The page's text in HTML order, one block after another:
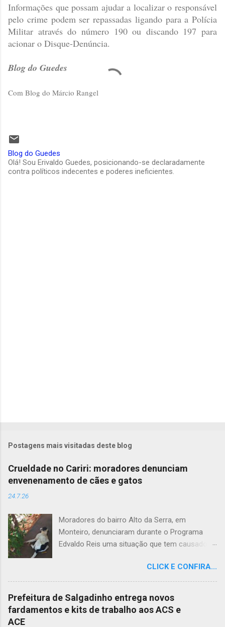
Informações que possam ajudar a localizar o responsável
pelo crime podem ser repassadas ligando para a Polícia
Militar através do número 190 ou discando 197 para
acionar o Disque-Denúncia.
Blog do Guedes
Com Blog do Márcio Rangel
Blog do Guedes
Olá! Sou Erivaldo Guedes, posicionando-se declaradamente
contra políticos indecentes e poderes ineficientes.
Postagens mais visitadas deste blog
Crueldade no Cariri: moradores denunciam
envenenamento de cães e gatos
24.7.26
Moradores do bairro Alto da Serra, em
Monteiro, denunciaram durante o Programa
Edvaldo Reis uma situação que tem causado
e gatos estariam sendo envenenados na
comunidade, provocando mortes marcadas
por intenso sofrimento dos animais. De acordo
com uma moradora, os casos vêm se
CLICK E CONFIRA...
Prefeitura de Salgadinho entrega novos
fardamentos e kits de trabalho aos ACS e
ACE